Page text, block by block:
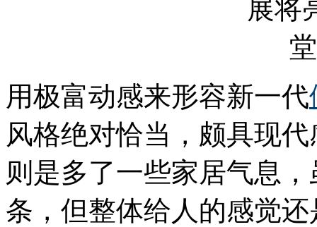
用极富动感来形容新一代
风格绝对恰当，颇具现
则是多了一些家居气息
条，但整体给人的感觉